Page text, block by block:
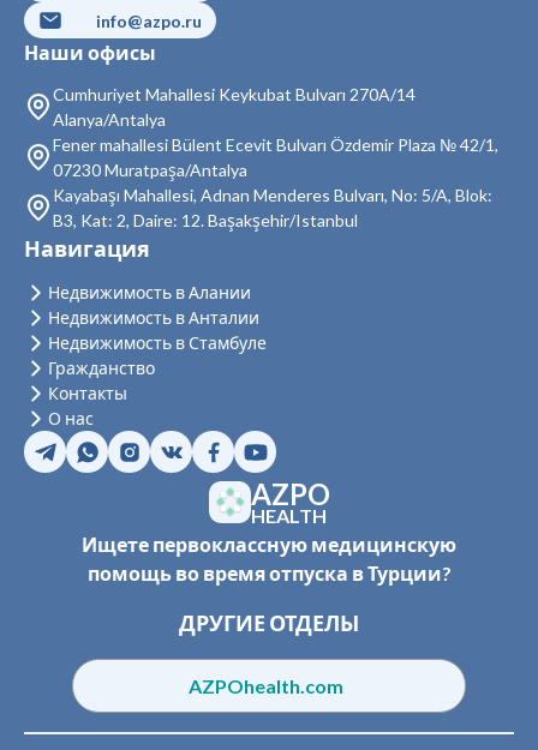
Недвижимость в Байрампаша
Недвижимость в Бешикташ
Недвижимость в Сарыер
Недвижимость в Султангази
Недвижимость в Силиври
Недвижимость в Зейтинбурну
Недвижимость в Адаляр
Недвижимость в Аташехир
Недвижимость в Бейкоз
Недвижимость в Чекмекёй
Недвижимость в Кадыкёй
Недвижимость в Картал
Недвижимость в Малтепе
Недвижимость в Пендик
info@azpo.ru
Наши офисы
Cumhuriyet Mahallesi Keykubat Bulvarı 270A/14
Alanya/Antalya
Fener mahallesi Bülent Ecevit Bulvarı Özdemir Plaza № 42/1,
07230 Muratpaşa/Antalya
Kayabaşı Mahallesi, Adnan Menderes Bulvarı, No: 5/A, Blok:
B3, Kat: 2, Daire: 12. Başakşehir/Istanbul
AZPO
HEALTH
Ищете первоклассную медицинскую
помощь во время отпуска в Турции?
ДРУГИЕ ОТДЕЛЫ
AZPOhealth.com
Навигация
Недвижимость в Алании
Недвижимость в Анталии
Недвижимость в Стамбуле
Гражданство
Контакты
О нас